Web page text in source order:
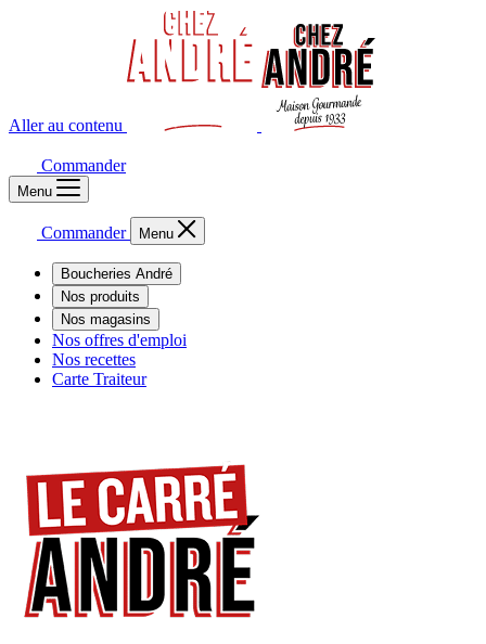
Aller au contenu
Commander
Menu
Commander Menu
Boucheries André
Nos produits
Nos magasins
Nos offres d'emploi
Nos recettes
Carte Traiteur